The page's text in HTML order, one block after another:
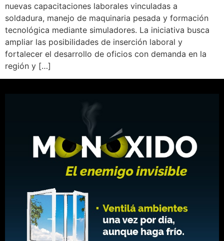
nuevas capacitaciones laborales vinculadas a
soldadura, manejo de maquinaria pesada y formación
tecnológica mediante simuladores. La iniciativa busca
ampliar las posibilidades de inserción laboral y
fortalecer el desarrollo de oficios con demanda en la
región y […]